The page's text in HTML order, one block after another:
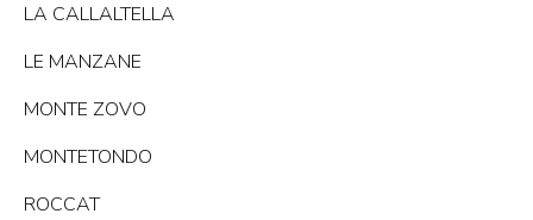
LA CALLALTELLA
LE MANZANE
MONTE ZOVO
MONTETONDO
ROCCAT